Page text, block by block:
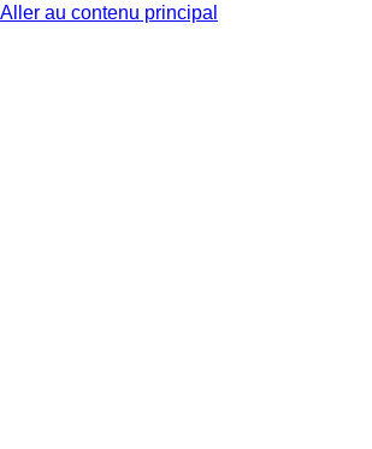
Aller au contenu principal